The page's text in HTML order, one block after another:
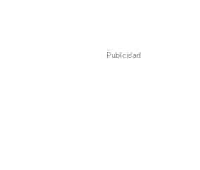
Publicidad